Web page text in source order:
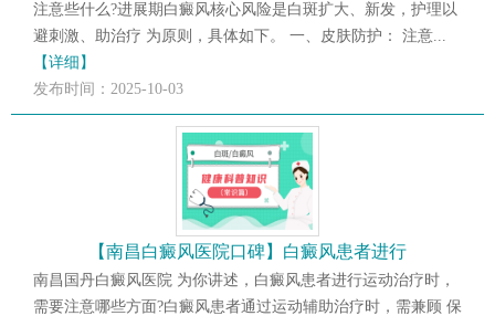
注意些什么?进展期白癜风核心风险是白斑扩大、新发，护理以
避刺激、助治疗 为原则，具体如下。 一、皮肤防护： 注意...
【详细】
发布时间：2025-10-03
【南昌白癜风医院口碑】白癜风患者进行
南昌国丹白癜风医院 为你讲述，白癜风患者进行运动治疗时，
需要注意哪些方面?白癜风患者通过运动辅助治疗时，需兼顾 保